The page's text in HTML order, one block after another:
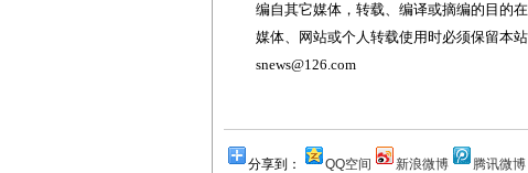
编自其它媒体，转载、编译或摘编的目的
媒体、网站或个人转载使用时必须保留本
snews@126.com
分享到： QQ空间 新浪微博 腾讯微博